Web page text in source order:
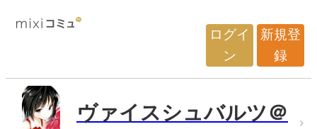
ログイ
ン
新規登
録
ヴァイスシュバルツ＠